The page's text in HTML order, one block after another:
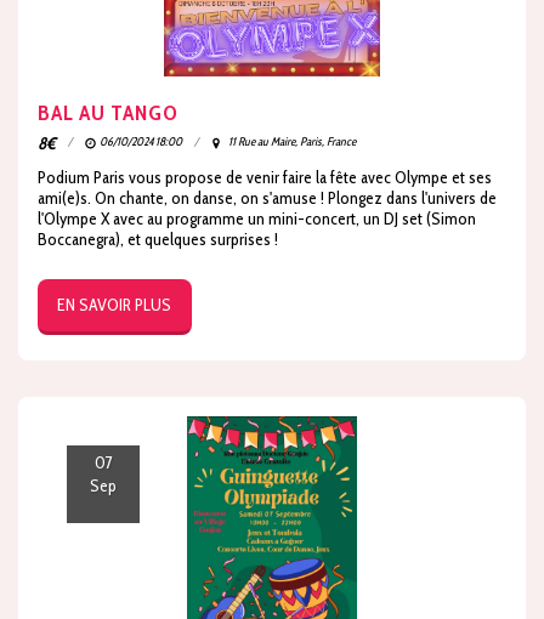
BAL AU TANGO
8€ 06/10/2024 18:00 11 Rue au Maire, Paris, France
Podium Paris vous propose de venir faire la fête avec Olympe et ses
ami(e)s. On chante, on danse, on s'amuse ! Plongez dans l'univers de
l'Olympe X avec au programme un mini-concert, un DJ set (Simon
Boccanegra), et quelques surprises !
EN SAVOIR PLUS
07
Sep